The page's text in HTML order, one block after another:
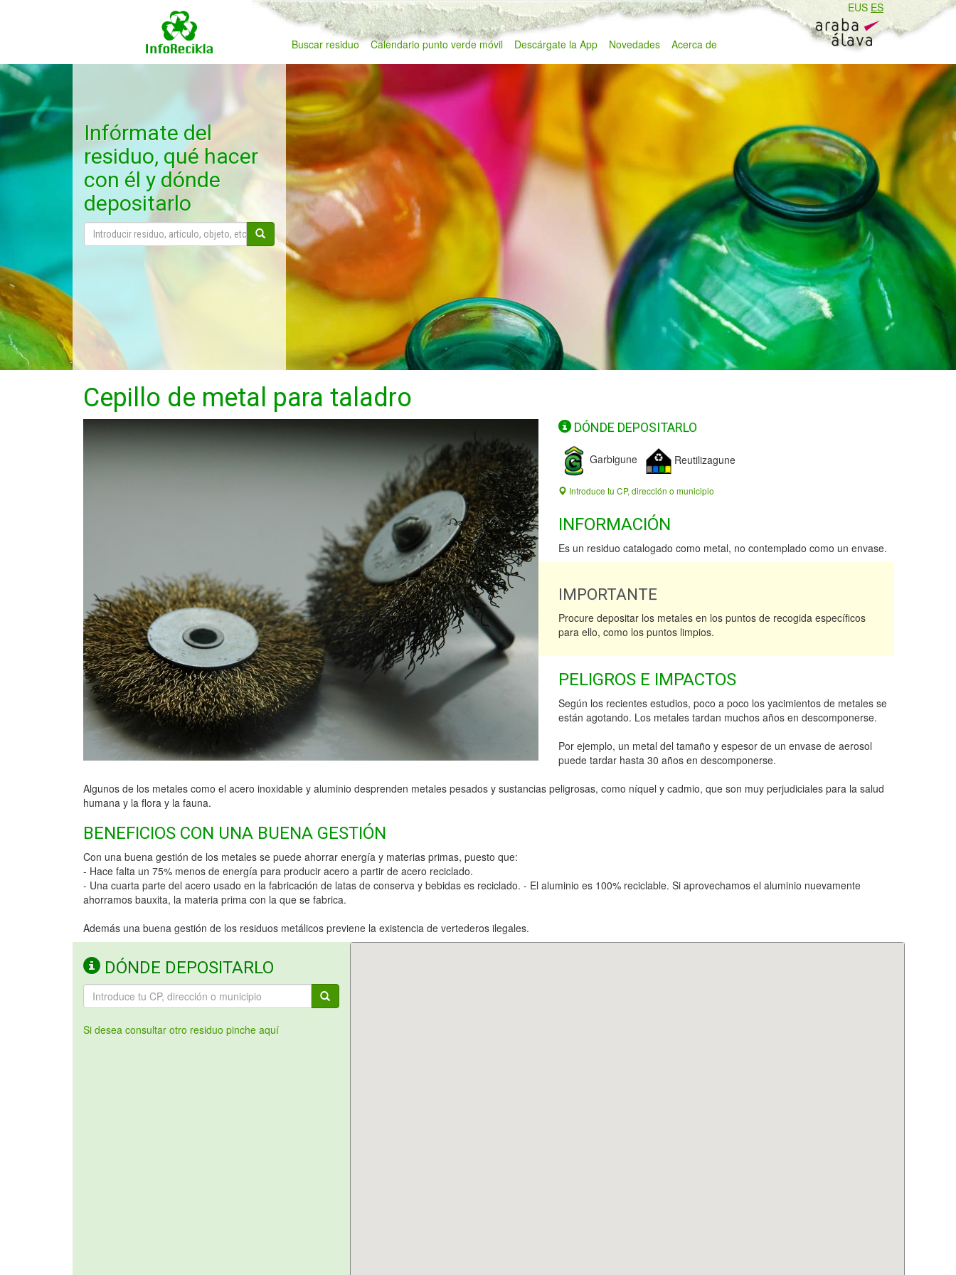
EUS ES
Buscar residuo Calendario punto verde móvil Descárgate la App Novedades Acerca de
Infórmate del
residuo, qué hacer
con él y dónde
depositarlo
Cepillo de metal para taladro
DÓNDE DEPOSITARLO
Garbigune Reutilizagune
Introduce tu CP, dirección o municipio
INFORMACIÓN
Es un residuo catalogado como metal, no contemplado como un envase.
IMPORTANTE
Procure depositar los metales en los puntos de recogida específicos
para ello, como los puntos limpios.
PELIGROS E IMPACTOS
Según los recientes estudios, poco a poco los yacimientos de metales se
están agotando. Los metales tardan muchos años en descomponerse.
Por ejemplo, un metal del tamaño y espesor de un envase de aerosol
puede tardar hasta 30 años en descomponerse.
Algunos de los metales como el acero inoxidable y aluminio desprenden metales pesados y sustancias peligrosas, como níquel y cadmio, que son muy perjudiciales para la salud
humana y la flora y la fauna.
BENEFICIOS CON UNA BUENA GESTIÓN
Con una buena gestión de los metales se puede ahorrar energía y materias primas, puesto que:
- Hace falta un 75% menos de energía para producir acero a partir de acero reciclado.
- Una cuarta parte del acero usado en la fabricación de latas de conserva y bebidas es reciclado. - El aluminio es 100% reciclable. Si aprovechamos el aluminio nuevamente
ahorramos bauxita, la materia prima con la que se fabrica.
Además una buena gestión de los residuos metálicos previene la existencia de vertederos ilegales.
DÓNDE DEPOSITARLO
Si desea consultar otro residuo pinche aquí